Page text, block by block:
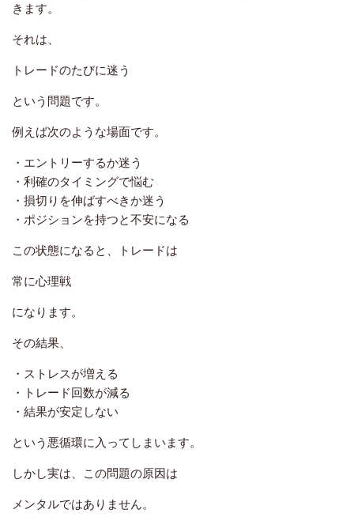
きます。
それは、
トレードのたびに迷う
という問題です。
例えば次のような場面です。
・エントリーするか迷う
・利確のタイミングで悩む
・損切りを伸ばすべきか迷う
・ポジションを持つと不安になる
この状態になると、トレードは
常に心理戦
になります。
その結果、
・ストレスが増える
・トレード回数が減る
・結果が安定しない
という悪循環に入ってしまいます。
しかし実は、この問題の原因は
メンタルではありません。